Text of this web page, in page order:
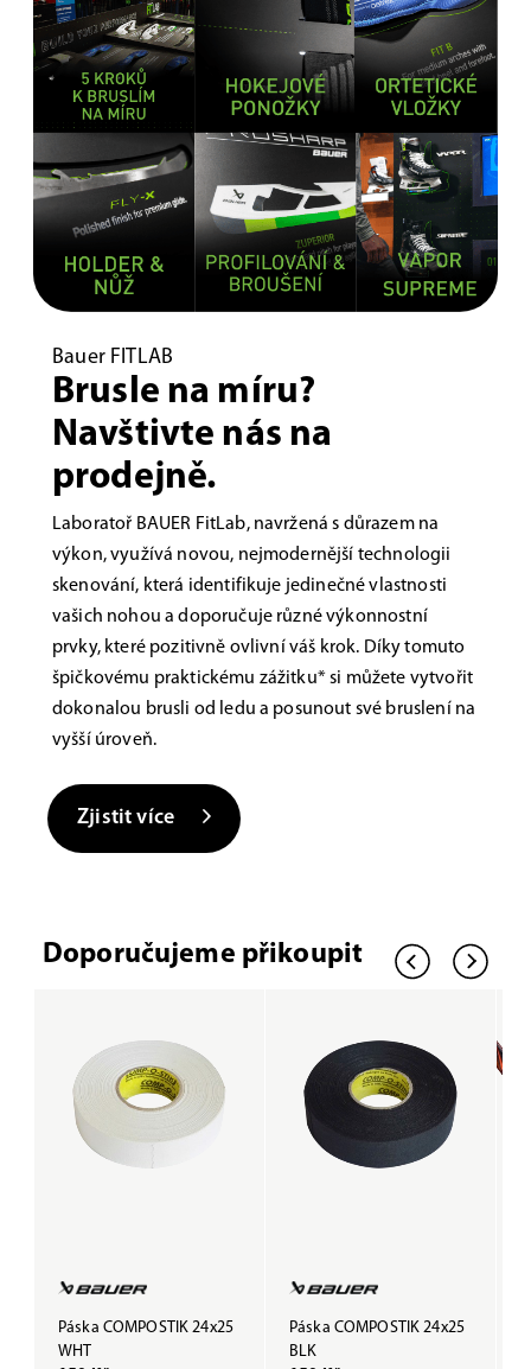
Bauer FITLAB
Brusle na míru?
Navštivte nás na
prodejně.
Laboratoř BAUER FitLab, navržená s důrazem na
výkon, využívá novou, nejmodernější technologii
skenování, která identifikuje jedinečné vlastnosti
vašich nohou a doporučuje různé výkonnostní
prvky, které pozitivně ovlivní váš krok. Díky tomuto
špičkovému praktickému zážitku* si můžete vytvořit
dokonalou brusli od ledu a posunout své bruslení na
vyšší úroveň.
Zjistit více
Doporučujeme přikoupit
Páska COMPOSTIK 24x25
WHT
Páska COMPOSTIK 24x25
BLK